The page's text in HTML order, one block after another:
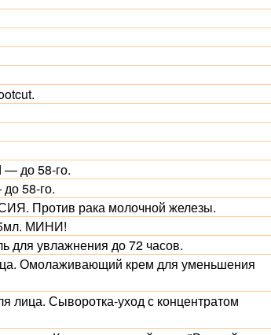
до 58-го.
58-го.
Против рака молочной железы.
МИНИ!
для увлажнения до 72 часов.
Омолаживающий крем для уменьшения
лица. Сыворотка-уход с концентратом